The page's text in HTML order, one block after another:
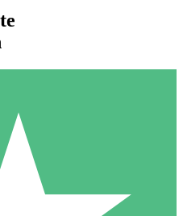
Pakete
Download-Credits. Keine
erforderlich.